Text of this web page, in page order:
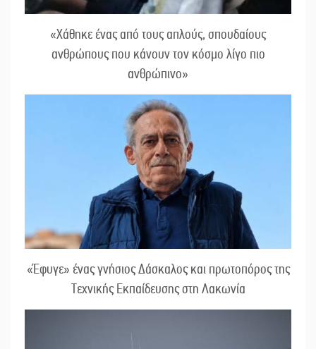
«Χάθηκε ένας από τους απλούς, σπουδαίους
ανθρώπους που κάνουν τον κόσμο λίγο πιο
ανθρώπινο»
«Έφυγε» ένας γνήσιος Δάσκαλος και πρωτοπόρος της
Τεχνικής Εκπαίδευσης στη Λακωνία